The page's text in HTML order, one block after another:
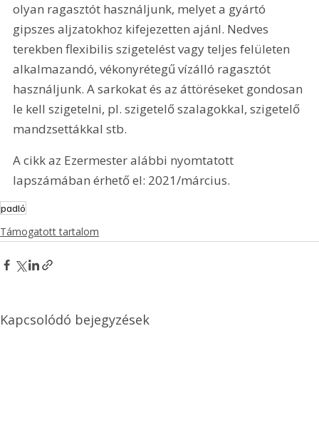
olyan ragasztót használjunk, melyet a gyártó
gipszes aljzatokhoz kifejezetten ajánl. Nedves
terekben flexibilis szigetelést vagy teljes felületen
alkalmazandó, vékonyrétegű vízálló ragasztót
használjunk. A sarkokat és az áttöréseket gondosan
le kell szigetelni, pl. szigetelő szalagokkal, szigetelő
mandzsettákkal stb.
A cikk az Ezermester alábbi nyomtatott
lapszámában érhető el: 2021/március.
padló
Támogatott tartalom
Kapcsolódó bejegyzések